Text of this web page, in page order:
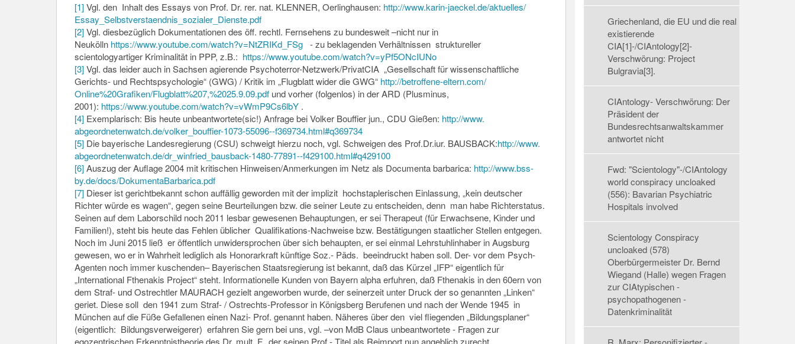
[1]Vgl. den Inhalt des Essays von Prof. Dr. rer. nat. KLENNER, Oerlinghausen: http://www.karin-jaeckel.de/aktuelles/
Essay_Selbstverstaendnis_ sozialer_Dienste.pdf
[2]Vgl. diesbezüglich Dokumentationen des öff. rechtl. Fernsehens zu bundesweit –nicht nur in
Neukölln https://www.youtube.com/watch?v=NtZRIKd_FSg- zu beklagenden Verhältnissen struktureller
scientologyartiger Kriminalität in PPP, z.B.: https://www.youtube.com/watch?v=yPf5ONcIUNo
[3]Vgl. das leider auch in Sachsen agierende Psychoterror-Netzwerk/PrivatCIA „Gesellschaft für wissenschaftliche
Gerichts- und Rechtspsychologie“ (GWG) / Kritik im „Flugblatt wider die GWG“ http://betroffene-eltern.com/
Online%20Grafiken/Flugblatt%207,%2025.9.09.pdfund vorher (folgenlos) in der ARD (Plusminus,
2001): https://www.youtube.com/watch?v=vWmP9Cs6lbY.
[4]Exemplarisch: Bis heute unbeantwortete(sic!) Anfrage bei Volker Bouffier jun., CDU Gießen: http://www.
abgeordnetenwatch.de/volker_ bouffier-1073-55096--f369734.html#q369734
[5]Die bayerische Landesregierung (CSU) schweigt hierzu noch, vgl. Schweigen des Prof.Dr.iur. BAUSBACK:http://www.
abgeordnetenwatch.de/dr_ winfried_bausback-1480-77891--f429100.html#q429100
[6]Auszug der Auflage 2004 mit kritischen Hinweisen/Anmerkungen im Netz als Documenta barbarica: http://www.bss-
by.de/docs/DokumentaBarbarica.pdf
[7]Dieser ist gerichtbekannt schon auffällig geworden mit der implizit hochstaplerischen Einlassung, „kein deutscher
Richter würde es wagen“, gegen seine Beurteilungen bzw. die seiner Leute zu entscheiden, denn man habe Richterstatus.
Seinen auf dem Laborschild noch 2011 lesbar gewesenen Behauptungen, er sei Therapeut (für Erwachsene, Kinder und
Familien!), steht bis heute das Fehlen üblicher Qualifikations-Nachweise bzw. Bestätigungen staatlicher Stellen entgegen.
Noch im Juni 2015 ließ er öffentlich unwidersprochen über sich behaupten, er sei einmal Lehrstuhlinhaber in Augsburg
gewesen, wo er in Wahrheit lediglich als Honorarkraft künftige Soz.- Päds. beeindruckt haben soll. Der- vor dem Psych-
Agenten noch immer kuschenden– Bayerischen Staatsregierung ist bekannt, daß das Kürzel „IFP“ eigentlich für
„International Fthenakis Project“ steht. Informationelle Kunden von Bayern alpha erfuhren, daß Fthenakis in den 60ern von
dem Straf- und Ostrechtler MAURACH gezielt angeworben wurde, der seinerzeit unter Druck der so genannten „Linken“
geriet. Diese soll den 1941 zum Straf- / Ostrechts-Professor in Königsberg Berufenen und nach der Wende 1945 in
München auf die Füße Gefallenen einen Nazi- Prof. genannt haben. Näheres über den viel fliegenden „Bildungsplaner“
(eigentlich: Bildungsverweigerer) erfahren Sie gern bei uns, vgl. –von MdB Claus unbeantwortete - Fragen zur
egozentrischen Erkenntnistheorie des Dr. mult. F., der seinen Prof.- Titel als Reimport nun angeblich zurecht
Griechenland, die EU und die real
existierende
CIA[1]-/CIAntology[2]-
Verschwörung: Project
Bulgravia[3].
CIAntology- Verschwörung: Der
Präsident der
Bundesrechtsanwaltskammer
antwortet nicht
Fwd: "Scientology"-/CIAntology
world conspiracy uncloaked
(556): Bavarian Psychiatric
Hospitals involved
Scientology Conspiracy
uncloaked (578)
Oberbürgermeister Dr. Bernd
Wiegand (Halle) wegen Fragen
zur CIAtypischen -
psychopathogenen -
Datenkriminalität